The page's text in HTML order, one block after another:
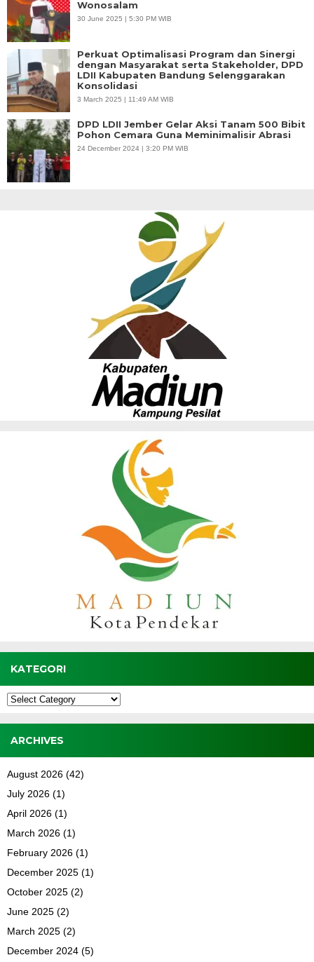
Wonosalam
30 June 2025 | 5:30 PM WIB
Perkuat Optimalisasi Program dan Sinergi
dengan Masyarakat serta Stakeholder, DPD
LDII Kabupaten Bandung Selenggarakan
Konsolidasi
3 March 2025 | 11:49 AM WIB
DPD LDII Jember Gelar Aksi Tanam 500 Bibit
Pohon Cemara Guna Meminimalisir Abrasi
24 December 2024 | 3:20 PM WIB
KATEGORI
Kategori
ARCHIVES
August 2026 (42)
July 2026 (1)
April 2026 (1)
March 2026 (1)
February 2026 (1)
December 2025 (1)
October 2025 (2)
June 2025 (2)
March 2025 (2)
December 2024 (5)